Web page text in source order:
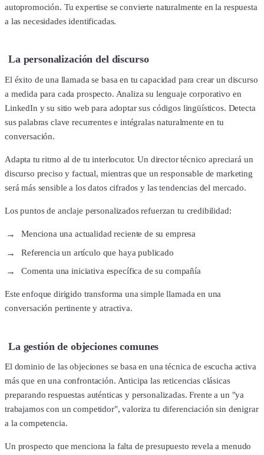
autopromoción. Tu expertise se convierte naturalmente en la respuesta
a las necesidades identificadas.
La personalización del discurso
El éxito de una llamada se basa en tu capacidad para crear un discurso
a medida para cada prospecto. Analiza su lenguaje corporativo en
LinkedIn y su sitio web para adoptar sus códigos lingüísticos. Detecta
sus palabras clave recurrentes e intégralas naturalmente en tu
conversación.
Adapta tu ritmo al de tu interlocutor. Un director técnico apreciará un
discurso preciso y factual, mientras que un responsable de marketing
será más sensible a los datos cifrados y las tendencias del mercado.
Los puntos de anclaje personalizados refuerzan tu credibilidad:
Menciona una actualidad reciente de su empresa
Referencia un artículo que haya publicado
Comenta una iniciativa específica de su compañía
Este enfoque dirigido transforma una simple llamada en una
conversación pertinente y atractiva.
La gestión de objeciones comunes
El dominio de las objeciones se basa en una técnica de escucha activa
más que en una confrontación. Anticipa las reticencias clásicas
preparando respuestas auténticas y personalizadas. Frente a un "ya
trabajamos con un competidor", valoriza tu diferenciación sin denigrar
a la competencia.
Un prospecto que menciona la falta de presupuesto revela a menudo